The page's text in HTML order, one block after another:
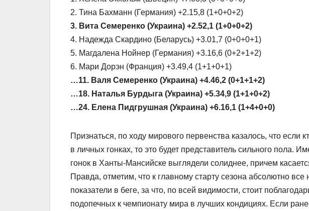
2. Тина Бахманн (Германия) +2.15,8 (1+0+0+2)
3. Вита Семеренко (Украина) +2.52,1 (1+0+0+2)
4. Надежда Скардино (Беларусь) +3.01,7 (0+0+0+1)
5. Магдалена Нойнер (Германия) +3.16,6 (0+2+1+2)
6. Мари Дорэн (Франция) +3.49,4 (1+1+0+1)
…11. Валя Семеренко (Украина) +4.46,2 (0+1+1+2)
…18. Наталья Бурдыга (Украина) +5.34,9 (1+1+0+2)
…24. Елена Пидгрушная (Украина) +6.16,1 (1+4+0+0)
Признаться, по ходу мирового первенства казалось, что если
в личных гонках, то это будет представитель сильного пола.
гонок в Ханты-Мансийске выглядели солиднее, причем
Правда, отметим, что к главному старту сезона абсолютно
показатели в беге, за что, по всей видимости, стоит
подопечных к чемпионату мира в лучших кондициях. Если